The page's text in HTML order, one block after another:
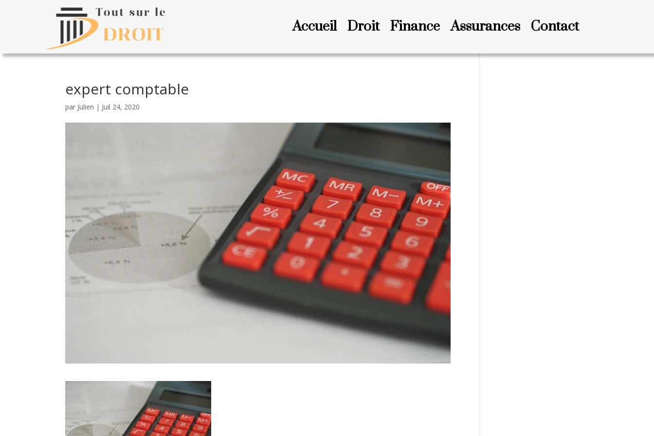
Accueil Droit Finance Assurances Contact
expert comptable
par Julien | Juil 24, 2020